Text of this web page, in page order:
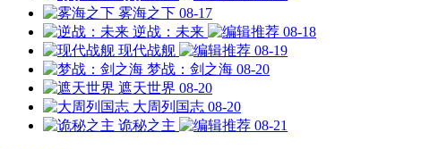
雾海之下 08-17
逆战：未来
08-18
现代战舰
08-19
梦战：剑之海 08-20
遮天世界 08-20
大周列国志 08-20
诡秘之主
08-21